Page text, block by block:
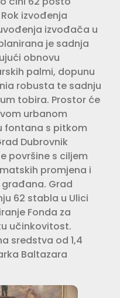
izvođenja
izvođača u
je sadnja
obnovu
palmi, dopunu
robusta te sadnju
tobira. Prostor će
urbanom
fontana s pitkom
Dubrovnik
površine s ciljem
promjena i
Grad
62 stabla u Ulici
Fonda za
učinkovitost.
sredstva od 1,4
Baltazara